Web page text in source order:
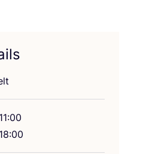
11:00
18:00